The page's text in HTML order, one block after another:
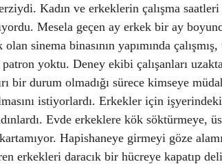
Kadın ve erkeklerin çalışma
Mesela geçen ay erkek bir ay
sinema binasının yapımında
patron yoktu. Deney ekibi çalışanları
bir durum olmadığı sürece kimseye
istiyorlardı. Erkekler için
Evde erkeklere kök söktürmeye,
Hapishaneye girmeyi göze
erkekleri daracık bir hücreye kapatıp